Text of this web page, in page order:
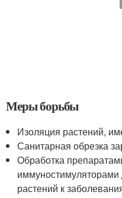
Меры борьбы
Изоляция растений,
Санитарная обрезка
Обработка
растений к